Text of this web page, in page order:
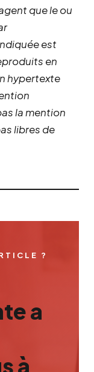
que le ou
est
en
hypertexte
la mention
libres de
?
a
à